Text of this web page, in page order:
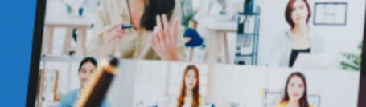
Kisah Sukses
Lazada – Presentasi Memukau
Samsung – Business Reporting
Samsung – Creative Thinking
Unilever – Communication